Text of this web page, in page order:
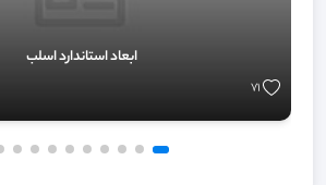
ابعاد استاندارد اسلب
71